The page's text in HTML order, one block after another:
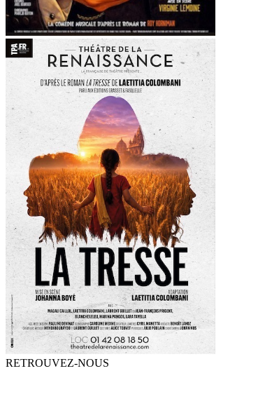
RETROUVEZ-NOUS